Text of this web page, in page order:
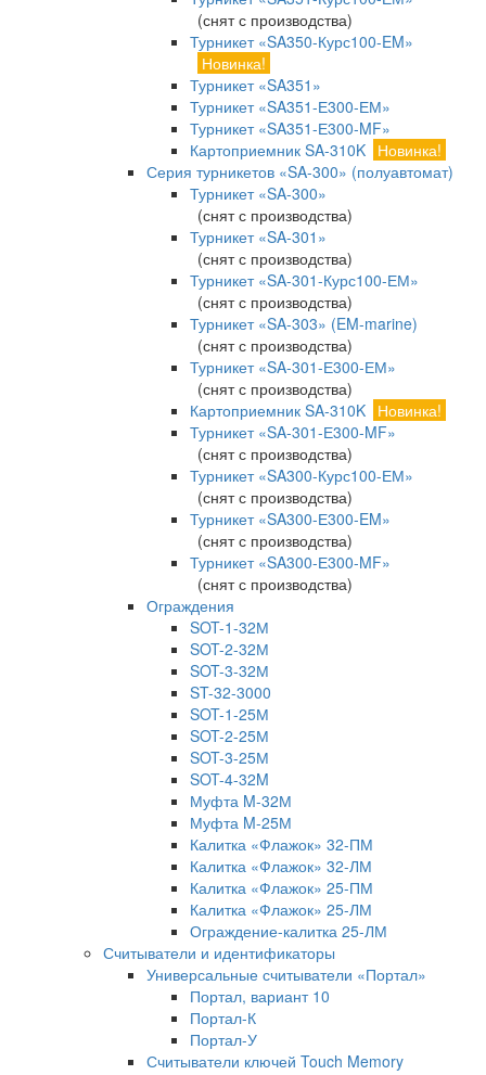
(снят с производства)
Турникет «SA350-Курс100-EM»
Новинка!
Турникет «SA351»
Турникет «SA351-Е300-ЕМ»
Турникет «SA351-Е300-MF»
Картоприемник SA-310K Новинка!
Серия турникетов «SA-300» (полуавтомат)
Турникет «SA-300»
(снят с производства)
Турникет «SA-301»
(снят с производства)
Турникет «SA-301-Курс100-ЕМ»
(снят с производства)
Турникет «SA-303» (EM-marine)
(снят с производства)
Турникет «SA-301-Е300-ЕМ»
(снят с производства)
Картоприемник SA-310K Новинка!
Турникет «SA-301-Е300-MF»
(снят с производства)
Турникет «SA300-Курс100-ЕМ»
(снят с производства)
Турникет «SA300-Е300-EM»
(снят с производства)
Турникет «SA300-Е300-MF»
(снят с производства)
Ограждения
SOT-1-32М
SOT-2-32М
SOT-3-32М
ST-32-3000
SOT-1-25М
SOT-2-25М
SOT-3-25М
SOT-4-32M
Муфта M-32М
Муфта M-25М
Калитка «Флажок» 32-ПМ
Калитка «Флажок» 32-ЛМ
Калитка «Флажок» 25-ПМ
Калитка «Флажок» 25-ЛМ
Ограждение-калитка 25-ЛМ
Считыватели и идентификаторы
Универсальные считыватели «Портал»
Портал, вариант 10
Портал-К
Портал-У
Считыватели ключей Touch Memory